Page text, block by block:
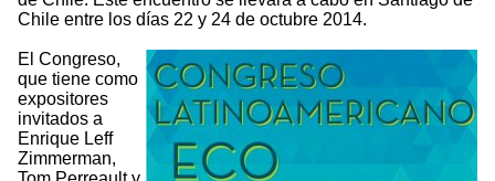
Chile entre los días 22 y 24 de octubre 2014.
El Congreso,
que tiene como
expositores
invitados a
Enrique Leff
Zimmerman,